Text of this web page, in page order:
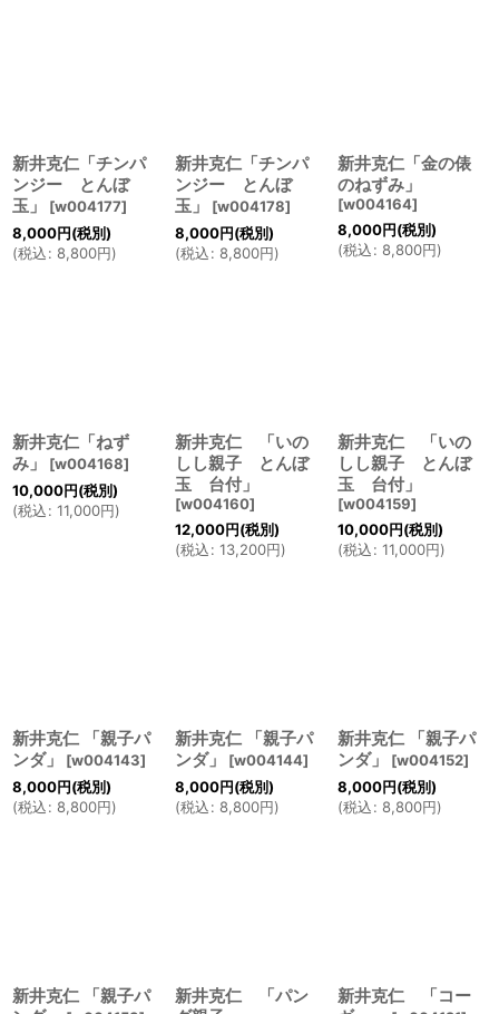
新井克仁「チンパ
ンジー とんぼ
玉」
[w004177]
8,000円(税別)
(税込: 8,800円)
新井克仁「チンパ
ンジー とんぼ
玉」
[w004178]
8,000円(税別)
(税込: 8,800円)
新井克仁「金の俵
のねずみ」
[w004164]
8,000円(税別)
(税込: 8,800円)
新井克仁「ねず
み」
[w004168]
10,000円(税別)
(税込: 11,000円)
新井克仁 「いの
しし親子 とんぼ
玉 台付」
[w004160]
12,000円(税別)
(税込: 13,200円)
新井克仁 「いの
しし親子 とんぼ
玉 台付」
[w004159]
10,000円(税別)
(税込: 11,000円)
新井克仁 「親子パ
ンダ」
[w004143]
8,000円(税別)
(税込: 8,800円)
新井克仁 「親子パ
ンダ」
[w004144]
8,000円(税別)
(税込: 8,800円)
新井克仁 「親子パ
ンダ」
[w004152]
8,000円(税別)
(税込: 8,800円)
新井克仁 「親子パ
新井克仁 「パン
新井克仁 「コー